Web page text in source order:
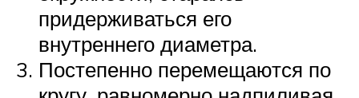
придерживаться его
внутреннего диаметра.
Постепенно перемещаются по